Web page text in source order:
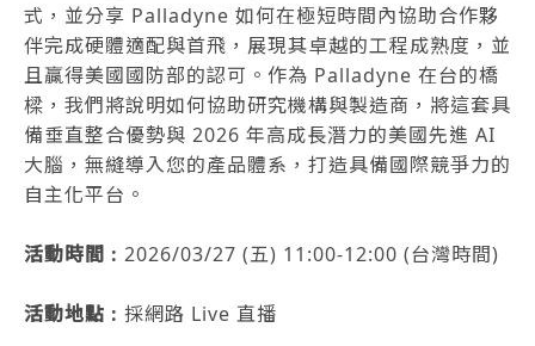
式，並分享 Palladyne 如何在極短時間內協助合作夥
伴完成硬體適配與首飛，展現其卓越的工程成熟度，並
且贏得美國國防部的認可。作為 Palladyne 在台的橋
樑，我們將說明如何協助研究機構與製造商，將這套具
備垂直整合優勢與 2026 年高成長潛力的美國先進 AI
大腦，無縫導入您的產品體系，打造具備國際競爭力的
自主化平台。
活動時間 : 2026/03/27 (五) 11:00-12:00 (台灣時間)
活動地點 : 採網路 Live 直播